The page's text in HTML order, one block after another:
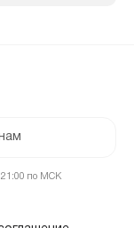
21:00 по МСК